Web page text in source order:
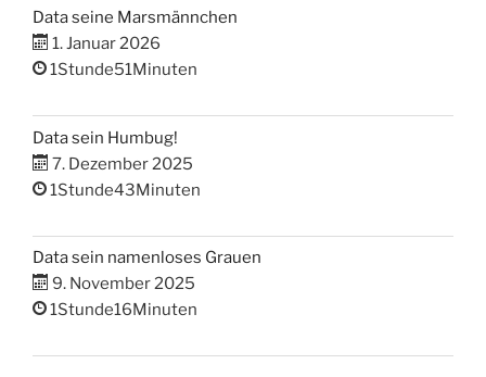
Data seine Marsmännchen
1. Januar 2026
1Stunde51Minuten
Data sein Humbug!
7. Dezember 2025
1Stunde43Minuten
Data sein namenloses Grauen
9. November 2025
1Stunde16Minuten